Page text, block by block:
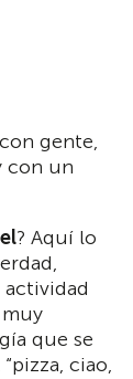
gente,
con un
? Aquí lo
que se
ciao,